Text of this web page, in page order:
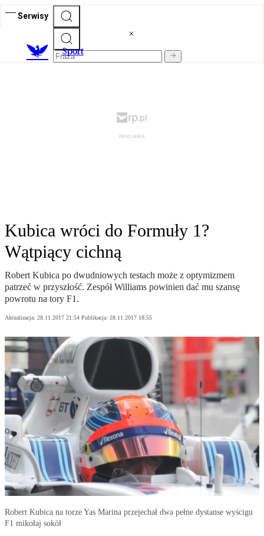
Serwisy
Sport
Kubica wróci do Formuły 1?
Wątpiący cichną
Robert Kubica po dwudniowych testach może z optymizmem
patrzeć w przyszłość. Zespół Williams powinien dać mu szansę
powrotu na tory F1.
Aktualizacja: 28.11.2017 21:54 Publikacja: 28.11.2017 18:55
Robert Kubica na torze Yas Marina przejechał dwa pełne dystanse wyścigu
F1 mikołaj sokół